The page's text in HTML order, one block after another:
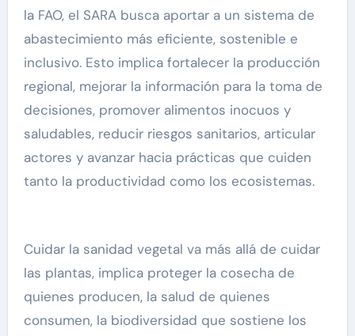
la FAO, el SARA busca aportar a un sistema de
abastecimiento más eficiente, sostenible e
inclusivo. Esto implica fortalecer la producción
regional, mejorar la información para la toma de
decisiones, promover alimentos inocuos y
saludables, reducir riesgos sanitarios, articular
actores y avanzar hacia prácticas que cuiden
tanto la productividad como los ecosistemas.
Cuidar la sanidad vegetal va más allá de cuidar
las plantas, implica proteger la cosecha de
quienes producen, la salud de quienes
consumen, la biodiversidad que sostiene los